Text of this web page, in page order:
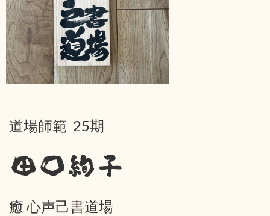
道場師範 25期
田口絢子
癒 心声己書道場